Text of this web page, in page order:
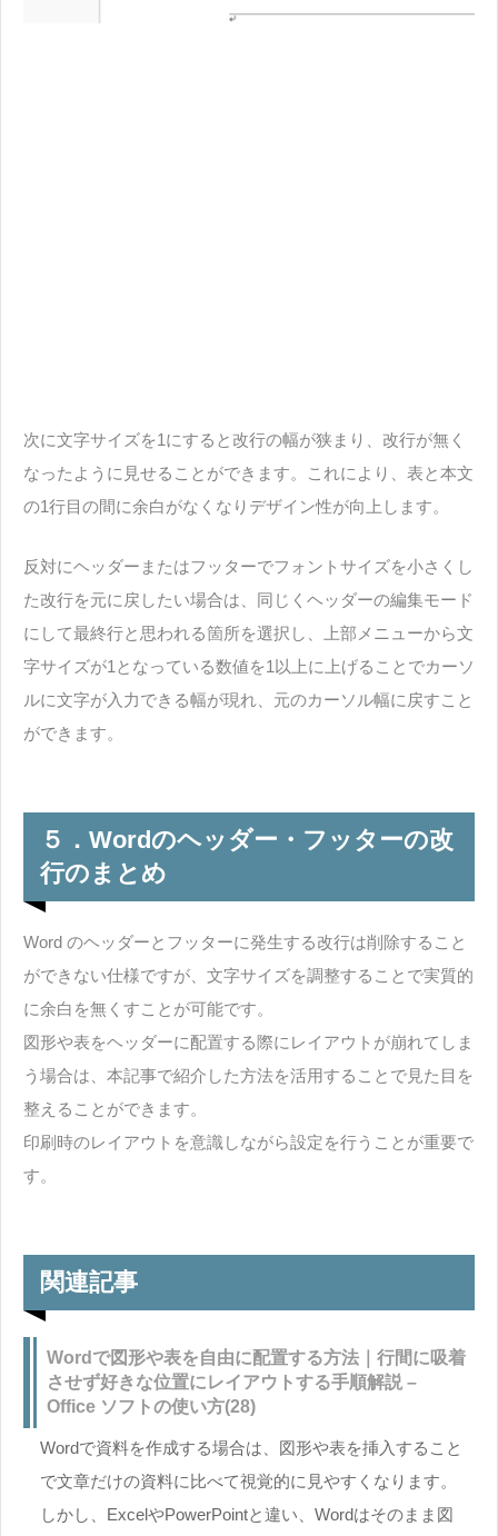
次に文字サイズを1にすると改行の幅が狭まり、改行が無く
なったように見せることができます。これにより、表と本文
の1行目の間に余白がなくなりデザイン性が向上します。
反対にヘッダーまたはフッターでフォントサイズを小さくし
た改行を元に戻したい場合は、同じくヘッダーの編集モード
にして最終行と思われる箇所を選択し、上部メニューから文
字サイズが1となっている数値を1以上に上げることでカーソ
ルに文字が入力できる幅が現れ、元のカーソル幅に戻すこと
ができます。
５．Wordのヘッダー・フッターの改
行のまとめ
Word のヘッダーとフッターに発生する改行は削除すること
ができない仕様ですが、文字サイズを調整することで実質的
に余白を無くすことが可能です。
図形や表をヘッダーに配置する際にレイアウトが崩れてしま
う場合は、本記事で紹介した方法を活用することで見た目を
整えることができます。
印刷時のレイアウトを意識しながら設定を行うことが重要で
す。
関連記事
Wordで図形や表を自由に配置する方法｜行間に吸着
させず好きな位置にレイアウトする手順解説 –
Office ソフトの使い方(28)
Wordで資料を作成する場合は、図形や表を挿入すること
で文章だけの資料に比べて視覚的に見やすくなります。
しかし、ExcelやPowerPointと違い、Wordはそのまま図